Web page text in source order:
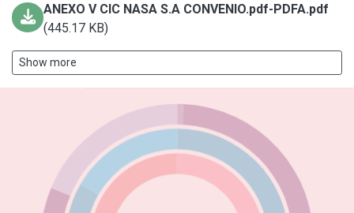
ANEXO V CIC NASA S.A CONVENIO.pdf-PDFA.pdf
(445.17 KB)
Show more